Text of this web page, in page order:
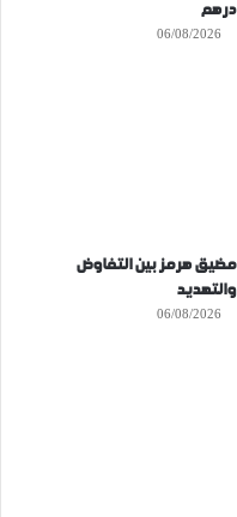
درهم
06/08/2026
مضيق هرمز بين التفاوض
والتهديد
06/08/2026